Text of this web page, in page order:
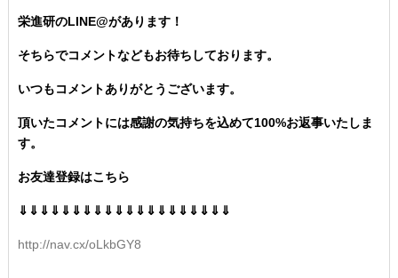
栄進研のLINE@があります！
そちらでコメントなどもお待ちしております。
いつもコメントありがとうございます。
頂いたコメントには感謝の気持ちを込めて100%お返事いたしま
す。
お友達登録はこちら
⇓⇓⇓⇓⇓⇓⇓⇓⇓⇓⇓⇓⇓⇓⇓⇓⇓⇓⇓⇓
http://nav.cx/oLkbGY8